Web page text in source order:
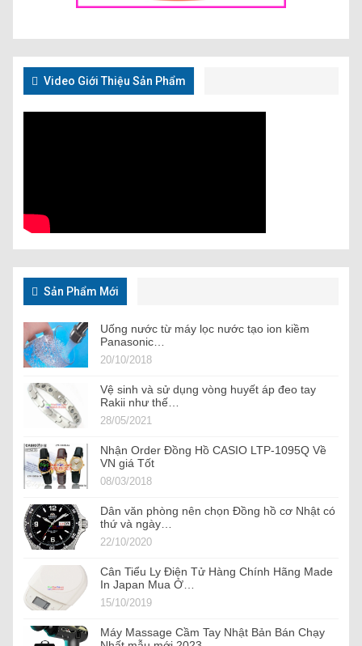
Video Giới Thiệu Sản Phẩm
Sản Phẩm Mới
Uống nước từ máy lọc nước tạo ion kiềm
Panasonic…
20/10/2018
Vệ sinh và sử dụng vòng huyết áp đeo tay
Rakii như thế…
28/05/2021
Nhận Order Đồng Hồ CASIO LTP-1095Q Về
VN giá Tốt
08/03/2018
Dân văn phòng nên chọn Đồng hồ cơ Nhật có
thứ và ngày…
22/10/2020
Cân Tiểu Ly Điện Tử Hàng Chính Hãng Made
In Japan Mua Ở…
15/10/2019
Máy Massage Cầm Tay Nhật Bản Bán Chạy